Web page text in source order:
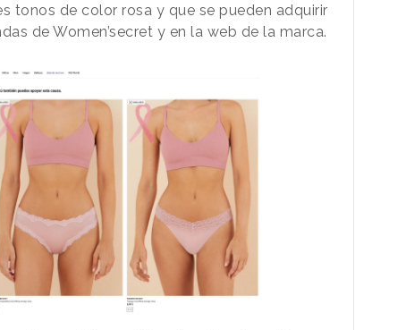
tonos de color rosa y que se pueden adquirir
de Women’secret y en la web de la marca.